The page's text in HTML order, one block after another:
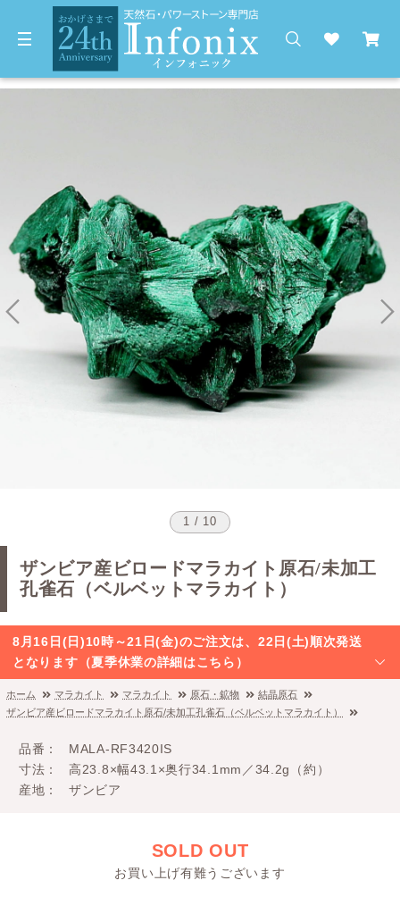
1 / 10
ザンビア産ビロードマラカイト原石/未加工
孔雀石（ベルベットマラカイト）
8月16日(日)10時～21日(金)のご注文は、22日(土)順次発送
となります（夏季休業の詳細はこちら）
ホーム マラカイト マラカイト 原石・鉱物
結晶原石
ザンビア産ビロードマラカイト原石/未加工孔雀石（ベルベットマラカイト）
品番
MALA-RF3420IS
寸法
高23.8×幅43.1×奥行34.1mm／34.2g（約）
産地
ザンビア
SOLD OUT
お買い上げ有難うございます